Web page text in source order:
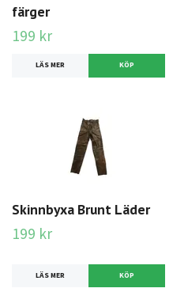
färger
199 kr
LÄS MER KÖP
Skinnbyxa Brunt Läder
199 kr
LÄS MER KÖP